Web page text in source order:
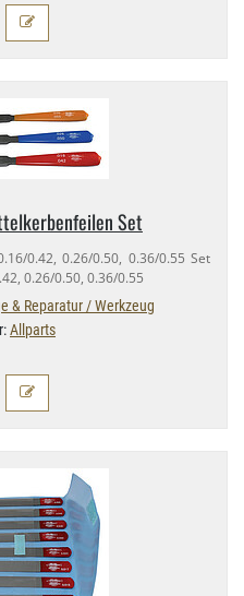
Set
​0.42, 0.​26/​0.50, 0.​36/​0.55 Set
0.​26/​0.50, 0.​36/​0.55
& Reparatur / Werkzeug
Allparts